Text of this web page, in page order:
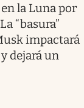
la Luna por
“basura”
impactará
dejará un